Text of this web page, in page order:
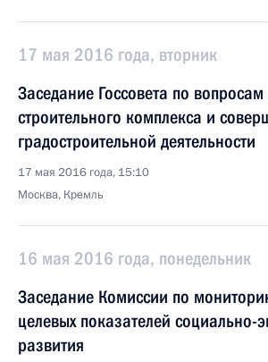
17 мая 2016 года, вторник
Заседание Госсовета по вопросам
строительного комплекса и
градостроительной деятельности
17 мая 2016 года, 15:10
Москва, Кремль
16 мая 2016 года, понедельник
Заседание Комиссии по
целевых показателей социально-
развития